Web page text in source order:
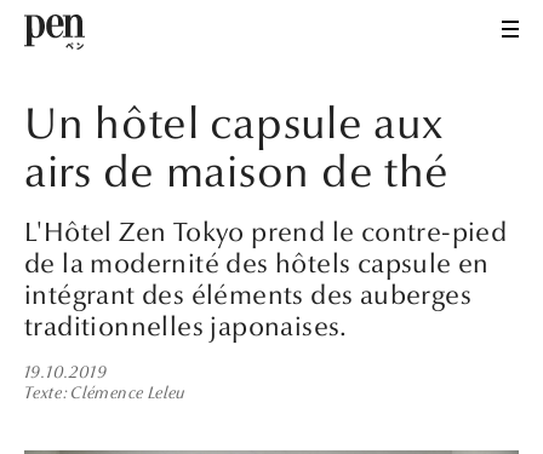
Un hôtel capsule aux
airs de maison de thé
L'Hôtel Zen Tokyo prend le contre-pied
de la modernité des hôtels capsule en
intégrant des éléments des auberges
traditionnelles japonaises.
19.10.2019
Texte Clémence Leleu